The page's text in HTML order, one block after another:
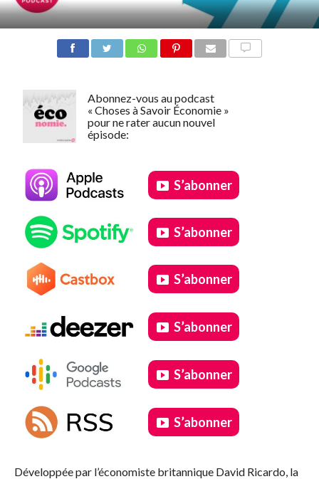
Abonnez-vous au podcast
« Choses à Savoir Économie »
pour ne rater aucun nouvel
épisode:
S’abonner
S’abonner
S’abonner
S’abonner
S’abonner
S’abonner
Développée par l’économiste britannique David Ricardo, la